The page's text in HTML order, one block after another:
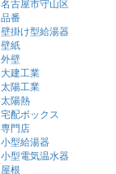
品番
壁掛け型給湯器
壁紙
外壁
大建工業
太陽工業
太陽熱
宅配ボックス
専門店
小型給湯器
小型電気温水器
屋根